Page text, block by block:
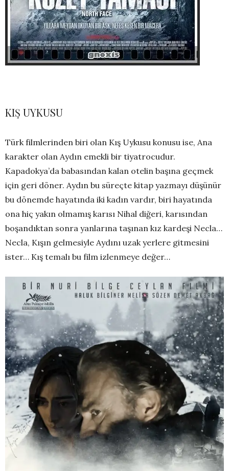
KIŞ UYKUSU
Türk filmlerinden biri olan Kış Uykusu konusu ise, Ana
karakter olan Aydın emekli bir tiyatrocudur.
Kapadokya’da babasından kalan otelin başına geçmek
için geri döner. Aydın bu süreçte kitap yazmayı düşünür
bu dönemde hayatında iki kadın vardır, biri hayatında
ona hiç yakın olmamış karısı Nihal diğeri, karısından
boşandıktan sonra yanlarına taşınan kız kardeşi Necla…
Necla, Kışın gelmesiyle Aydını uzak yerlere gitmesini
ister… Kış temalı bu film izlenmeye değer…